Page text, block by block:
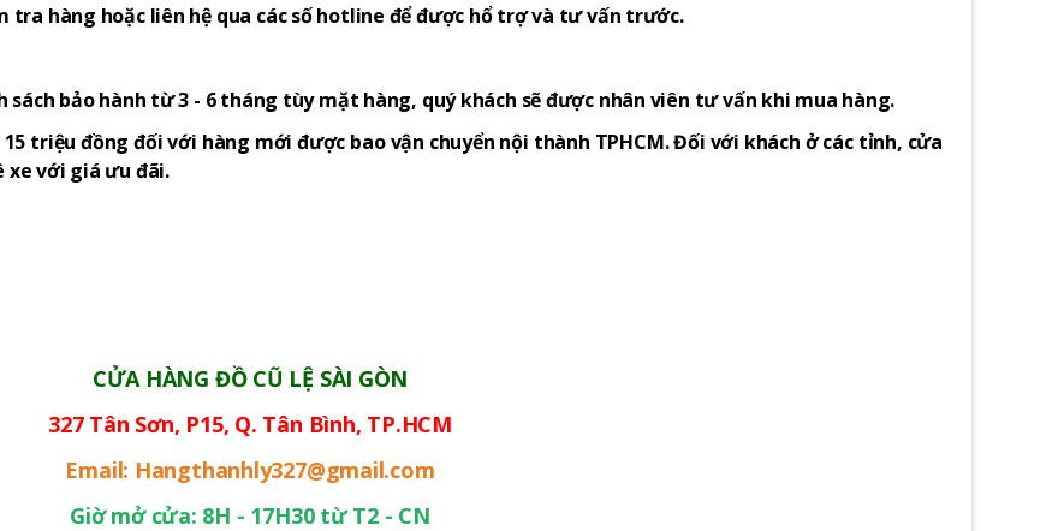
hàng hoặc liên hệ qua các số hotline để được hổ trợ và tư vấn trước.
bảo hành từ 3 - 6 tháng tùy mặt hàng, quý khách sẽ được nhân viên tư vấn khi mua hàng.
triệu đồng đối với hàng mới được bao vận chuyển nội thành TPHCM. Đối với khách ở các tỉnh, cửa
xe với giá ưu đãi.
CỬA HÀNG ĐỒ CŨ LỆ SÀI GÒN
327 Tân Sơn, P15, Q. Tân Bình, TP.HCM
Email: Hangthanhly327@gmail.com
Giờ mở cửa: 8H - 17H30 từ T2 - CN